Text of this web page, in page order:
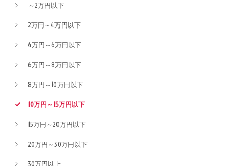
～2万円以下
2万円～4万円以下
4万円～6万円以下
6万円～8万円以下
8万円～10万円以下
10万円～15万円以下
15万円～20万円以下
20万円～30万円以下
30万円以上